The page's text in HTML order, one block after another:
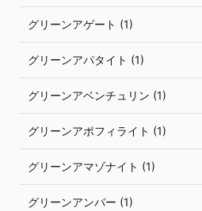
グリーンアゲート (1)
グリーンアパタイト (1)
グリーンアベンチュリン (1)
グリーンアポフィライト (1)
グリーンアマゾナイト (1)
グリーンアンバー (1)